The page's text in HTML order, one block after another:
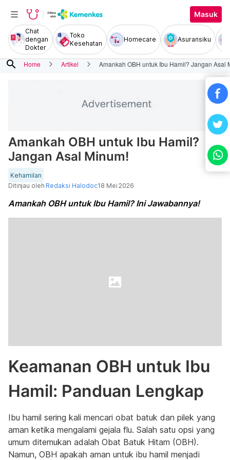
Masuk
Chat
dengan
Dokter
Toko
Kesehatan
Homecare Asuransiku
search Home Artikel Amankah OBH untuk Ibu Hamil? Jangan Asal
Amankah OBH untuk Ibu Hamil?
Jangan Asal Minum!
Kehamilan
Ditinjau oleh Redaksi Halodoc18 Mei 2026
Amankah OBH untuk Ibu Hamil? Ini Jawabannya!
Keamanan OBH untuk Ibu
Hamil: Panduan Lengkap
Ibu hamil sering kali mencari obat batuk dan pilek yang
aman ketika mengalami gejala flu. Salah satu opsi yang
umum ditemukan adalah Obat Batuk Hitam (OBH).
Namun, OBH apakah aman untuk ibu hamil menjadi